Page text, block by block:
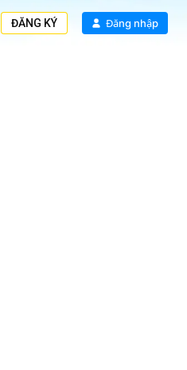
ĐĂNG KÝ Đăng nhập